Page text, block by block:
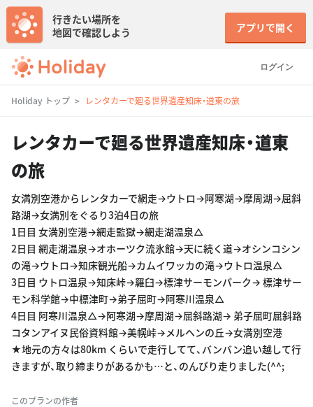
ログイン
行きたい場所を
地図で確認しよう
アプリで開く
Holiday トップ レンタカーで廻る世界遺産知床・道東の旅
レンタカーで廻る世界遺産知床・道東
の旅
女満別空港からレンタカーで網走→ウトロ→阿寒湖→摩周湖→屈斜
路湖→女満別をぐるり3泊4日の旅
1日目 女満別空港→網走監獄→網走湖温泉△
2日目 網走湖温泉→オホーツク流氷館→天に続く道→オシンコシン
の滝→ウトロ→知床観光船→カムイワッカの滝→ウトロ温泉△
3日目 ウトロ温泉→知床峠→羅臼→標津サーモンパーク→ 標津サー
モン科学館→中標津町→弟子屈町→阿寒川温泉△
4日目 阿寒川温泉△→阿寒湖→摩周湖→屈斜路湖→ 弟子屈町屈斜路
コタンアイヌ民俗資料館→美幌峠→メルヘンの丘→女満別空港
★地元の方々は80km くらいで走行してて、バンバン追い越して行
きますが、取り締まりがあるかも…と、のんびり走りました(^^;
このプランの作者